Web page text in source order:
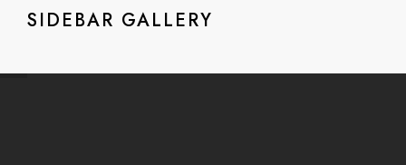
SIDEBAR GALLERY